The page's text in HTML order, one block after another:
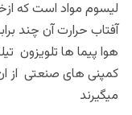
لیسوم مواد است که
آفتاب حرارت آن چند
هوا پیما ها تلویزون
کمپنی های صنعتی از